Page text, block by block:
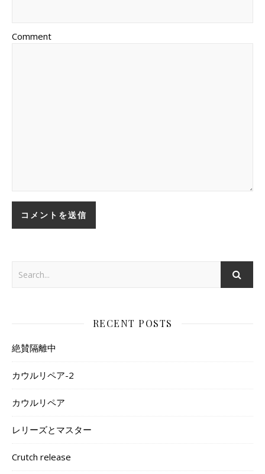
Comment
RECENT POSTS
絶賛隔離中
カウルリペア-2
カウルリペア
レリーズとマスター
Crutch release